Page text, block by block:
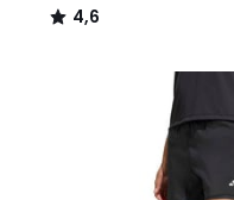
4,6
/